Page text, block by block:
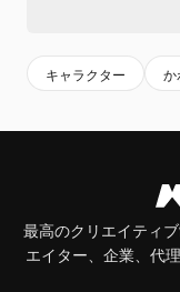
キャラクター か
最高のクリエイティ
エイター、企業、代